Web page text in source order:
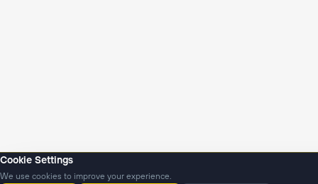
Cookie Settings
We use cookies to improve your experience.